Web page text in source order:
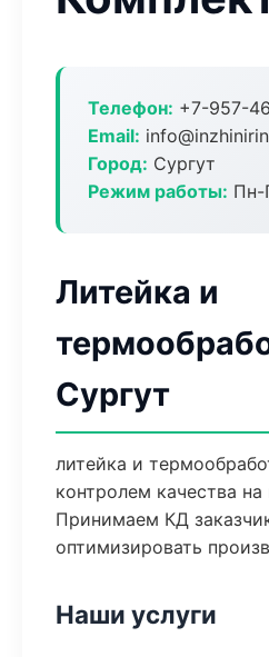
Телефон: +7-957-
Email:
Город: Сургут
Режим работы: Пн-
Литейка и
Сургут
литейка и
контролем качества
Принимаем КД
оптимизировать
Наши услуги